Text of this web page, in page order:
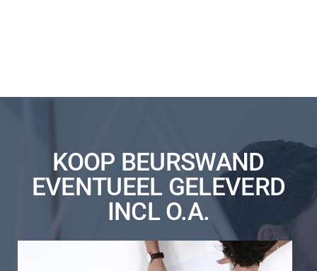
KOOP BEURSWAND
EVENTUEEL GELEVERD
INCL O.A.